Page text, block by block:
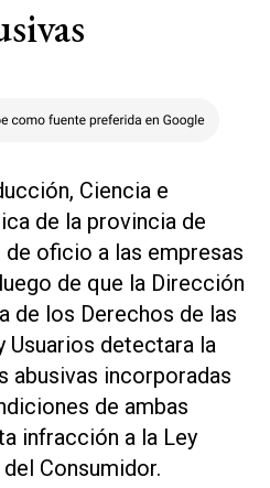
Ciencia e
de la provincia de
oficio a las empresas
de que la Dirección
de los Derechos de las
Usuarios detectara la
abusivas incorporadas
de ambas
infracción a la Ley
Consumidor.